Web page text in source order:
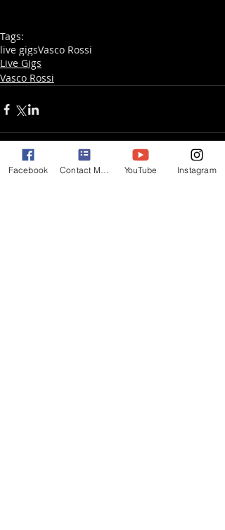
Tags:
live gigsVasco Rossi
Live Gigs
Vasco Rossi
Facebook YouTube Instagram